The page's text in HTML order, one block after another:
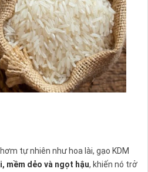
tự nhiên như hoa lài, gạo KDM
mềm dẻo và ngọt hậu, khiến nó trở